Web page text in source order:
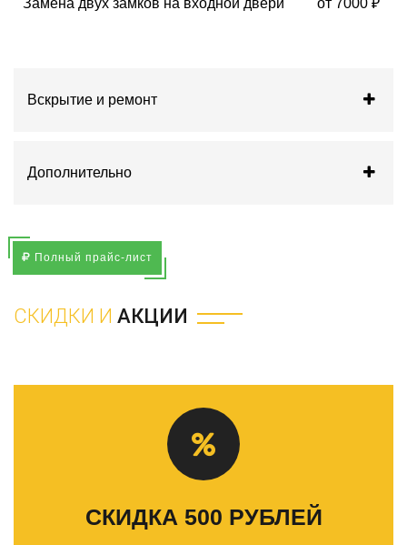
Замена двух замков на входной двери от 7000 ₽
Вскрытие и ремонт
Дополнительно
Полный прайс-лист
СКИДКИ И АКЦИИ
СКИДКА 500 РУБЛЕЙ